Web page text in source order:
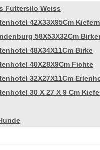
Futtersilo Weiss
42X33X95Cm
58X53X32Cm
48X34X11Cm Birke
40X28X9Cm Fichte
32X27X11Cm
30 X 27 X 9 Cm